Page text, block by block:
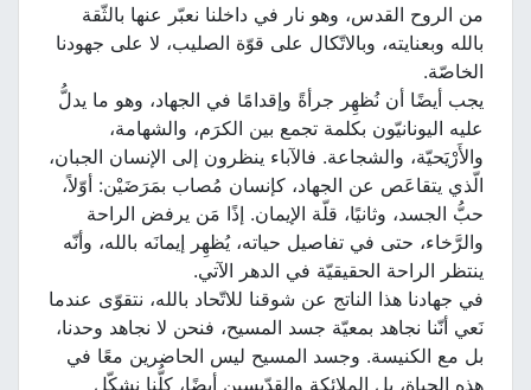
من الروح القدس، وهو نار في داخلنا نعبّر عنها بالثّقة
بالله وبعنايته، وبالاتّكال على قوّة الصليب، لا على جهودنا
الخاصّة.
يجب أيضًا أن نُظهِر جرأةً وإقدامًا في الجهاد، وهو ما يدلُّ
عليه اليونانيّون بكلمة تجمع بين الكرَم، والشهامة،
والأَرْيَحيّة، والشجاعة. فالآباء ينظرون إلى الإنسان الجبان،
الّذي يتقاعَص عن الجهاد، كإنسان مُصاب بمَرَضَيْن: أوّلاً،
حبُّ الجسد، وثانيًا، قلّة الإيمان. إذًا مَن يرفض الراحة
والرَّخاء، حتى في تفاصيل حياته، يُظهِر إيمانَه بالله، وأنّه
ينتظر الراحة الحقيقيّة في الدهر الآتي.
في جهادنا هذا الناتج عن شوقنا للاتّحاد بالله، نتقوّى عندما
نَعي أنّنا نجاهد بمعيّة جسد المسيح، فنحن لا نجاهد وحدنا،
بل مع الكنيسة. وجسد المسيح ليس الحاضرين معًا في
هذه الحياة، بل الملائكة والقدّيسين أيضًا، كلُّنا نشكّل